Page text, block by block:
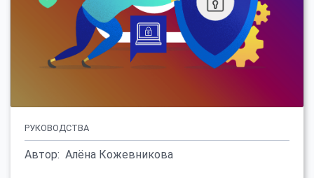
РУКОВОДСТВА
Автор: Алёна Кожевникова